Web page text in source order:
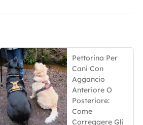
Pettorina Per
Cani Con
Aggancio
Anteriore O
Posteriore:
Come
Correggere Gli